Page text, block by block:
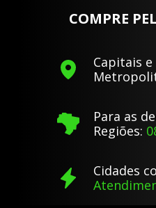
COMPRE
Capitais e
Para as
Regiões:
Cidades